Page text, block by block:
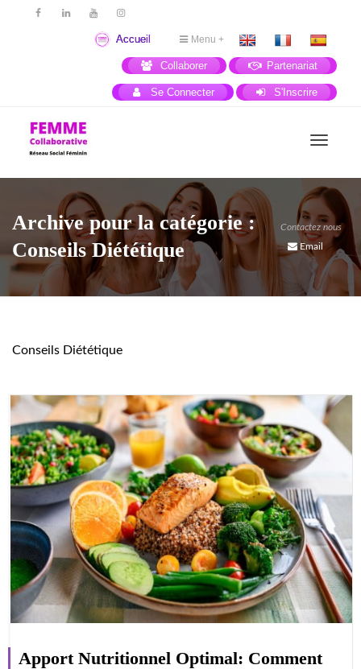
Accueil Menu +
Collaborer Partenariat
Se Connecter S'Inscrire
Archive pour la catégorie :
Conseils Diététique
Contactez nous
Email
Conseils Diététique
Apport Nutritionnel Optimal: Comment